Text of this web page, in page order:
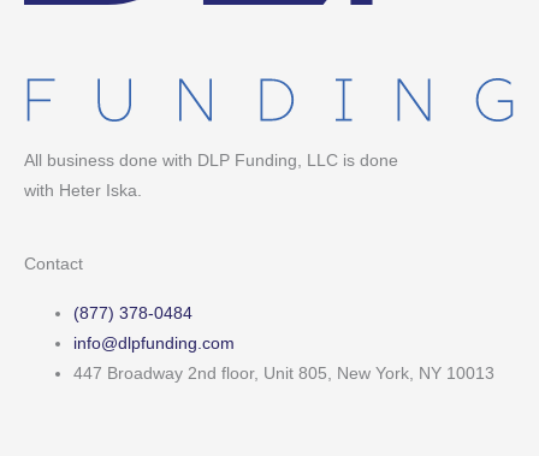
All business done with DLP Funding, LLC is done
with Heter Iska.
Contact
(877) 378-0484
info@dlpfunding.com
447 Broadway 2nd floor, Unit 805, New York, NY 10013